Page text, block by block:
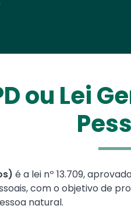
ou Lei
é a lei nº 13.709,
com o objetivo de
natural.